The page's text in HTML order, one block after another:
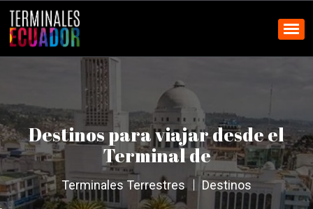
Destinos para viajar desde el
Terminal de
Terminales Terrestres Destinos